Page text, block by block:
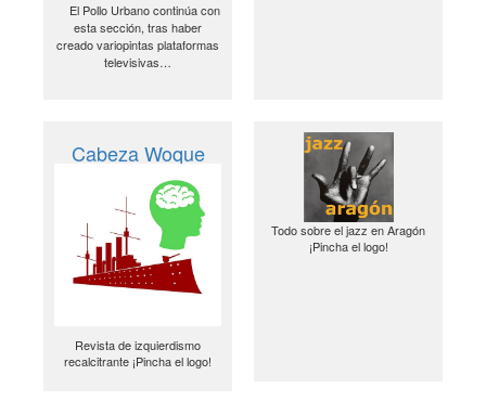
El Pollo Urbano continúa con
esta sección, tras haber
creado variopintas plataformas
televisivas…
Cabeza Woque
Revista de izquierdismo
recalcitrante ¡Pincha el logo!
Todo sobre el jazz en Aragón
¡Pincha el logo!